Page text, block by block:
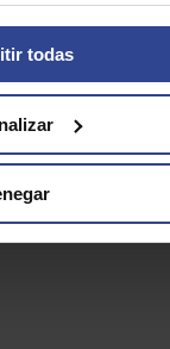
todas
con los